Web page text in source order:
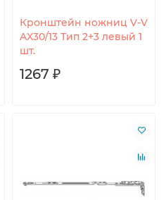
Кронштейн ножниц V-V
AX30/13 Тип 2+3 левый 1
шт.
1267 ₽